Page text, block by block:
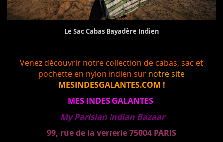
Le Sac Cabas Bayadère Indien
Venez découvrir notre collection de cabas, sac et
pochette en nylon indien sur notre site
MESINDESGALANTES.COM !
MES INDES GALANTES
My Parisian Indian Bazaar
99, rue de la verrerie 75004 PARIS